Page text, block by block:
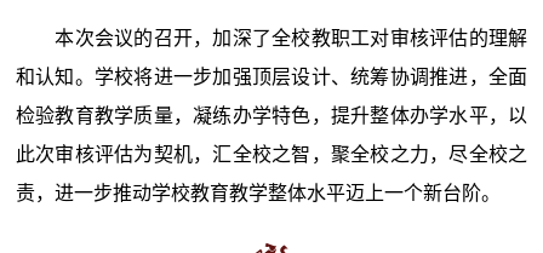
本次会议的召开，加深了全校教职工对审核评估的理解
和认知。学校将进一步加强顶层设计、统筹协调推进，全面
检验教育教学质量，凝练办学特色，提升整体办学水平，以
此次审核评估为契机，汇全校之智，聚全校之力，尽全校之
责，进一步推动学校教育教学整体水平迈上一个新台阶。